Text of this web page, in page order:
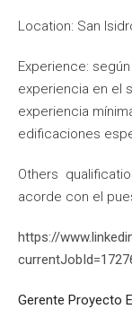
Location: San
Experience:
experiencia en el
experiencia
edificaciones
Others
acorde con el
https://
Gerente Proyecto